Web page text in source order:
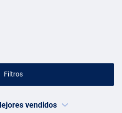
Filtros